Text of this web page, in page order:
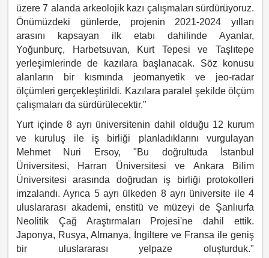
üzere 7 alanda arkeolojik kazı çalışmaları sürdürüyoruz.
Önümüzdeki günlerde, projenin 2021-2024 yılları
arasını kapsayan ilk etabı dahilinde Ayanlar,
Yoğunburç, Harbetsuvan, Kurt Tepesi ve Taşlıtepe
yerleşimlerinde de kazılara başlanacak. Söz konusu
alanların bir kısmında jeomanyetik ve jeo-radar
ölçümleri gerçekleştirildi. Kazılara paralel şekilde ölçüm
çalışmaları da sürdürülecektir."
Yurt içinde 8 ayrı üniversitenin dahil olduğu 12 kurum
ve kuruluş ile iş birliği planladıklarını vurgulayan
Mehmet Nuri Ersoy, "Bu doğrultuda İstanbul
Üniversitesi, Harran Üniversitesi ve Ankara Bilim
Üniversitesi arasında doğrudan iş birliği protokolleri
imzalandı. Ayrıca 5 ayrı ülkeden 8 ayrı üniversite ile 4
uluslararası akademi, enstitü ve müzeyi de Şanlıurfa
Neolitik Çağ Araştırmaları Projesi'ne dahil ettik.
Japonya, Rusya, Almanya, İngiltere ve Fransa ile geniş
bir uluslararası yelpaze oluşturduk."